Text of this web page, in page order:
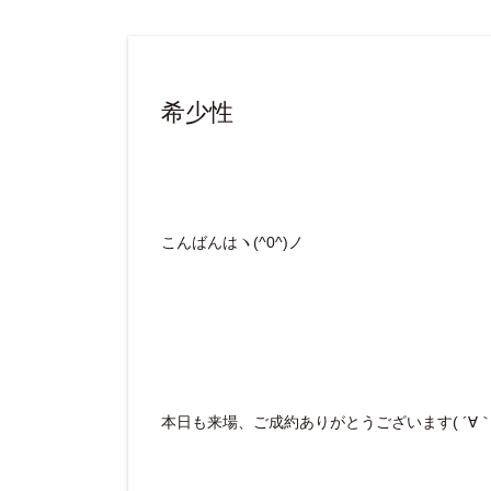
希少性
こんばんはヽ(^0^)ノ
本日も来場、ご成約ありがとうございます( ´∀